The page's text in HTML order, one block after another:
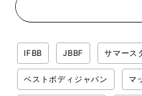
IFBB JBBF サマース
ベストボディジャパン マ